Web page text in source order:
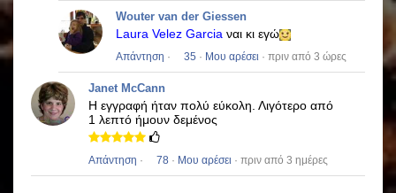
Wouter van der Giessen
Laura Velez Garcia ναι κι εγώ
Απάντηση · 35 · Μου αρέσει · πριν από 3 ώρες
Janet McCann
Η εγγραφή ήταν πολύ εύκολη. Λιγότερο από
1 λεπτό ήμουν δεμένος
Απάντηση · 78 · Μου αρέσει · πριν από 3 ημέρες